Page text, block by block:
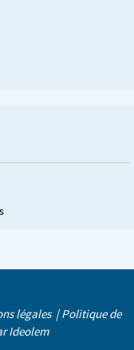
légales |Politique de
Ideolem